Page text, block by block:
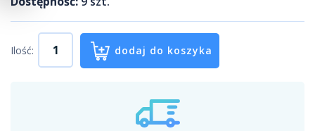
Ilość: dodaj do koszyka